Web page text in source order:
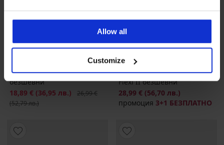
Allow all
Customize
3PACK бикини Flexi
безшевни
Намаление
18,89 € (36,95 лв.) Първоначална цена
26,99 €
(52,79 лв.)
3PACK класически бикини
Flexi II безшевни
28,99 € (56,70 лв.)
промоция 3+1 БЕЗПЛАТНО